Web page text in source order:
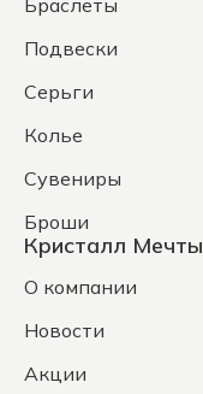
Браслеты
Подвески
Серьги
Колье
Сувениры
Броши
Кристалл Мечты
О компании
Новости
Акции